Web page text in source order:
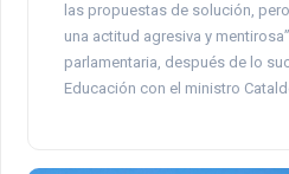
las propuestas de solución,
una actitud agresiva y
parlamentaria, después de lo
Educación con el ministro